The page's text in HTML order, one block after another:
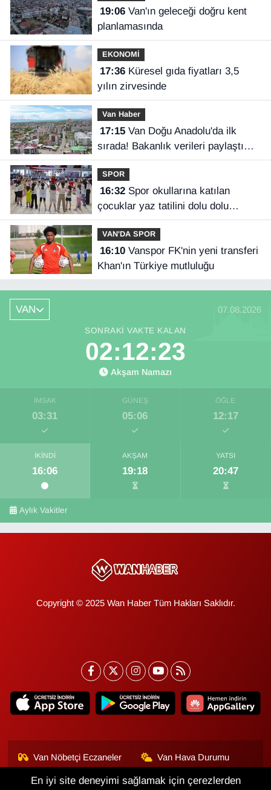
19:06Van'ın geleceği doğru kent
planlamasında
EKONOMİ
17:36Küresel gıda fiyatları 3,5
yılın zirvesinde
Van Haber
17:15Van Doğu Anadolu'da ilk
sırada! Bakanlık verileri paylaştı…
SPOR
16:32Spor okullarına katılan
çocuklar yaz tatilini dolu dolu
geçiriyor
VAN'DA SPOR
16:10Vanspor FK'nin yeni transferi
Khan'ın Türkiye mutluluğu
VAN 07.08.2026
SONRAKI VAKTE KALAN
02:12:22
Akşam Namazı
İMSAK
03:31
GÜNEŞ
05:06
ÖĞLE
12:17
İKINDI
16:06
AKŞAM
19:18
YATSI
20:47
Aylık Vakitler
Copyright © 2025 Wan Haber Tüm Hakları Saklıdır.
Van Nöbetçi Eczaneler Van Hava Durumu
Van Namaz Vakitleri
Van Trafik Yoğunluk
En iyi site deneyimi sağlamak için çerezlerden